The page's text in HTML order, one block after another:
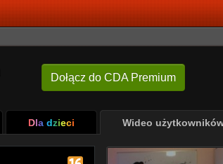
Dołącz do CDA Premium
Dla dzieci Wideo